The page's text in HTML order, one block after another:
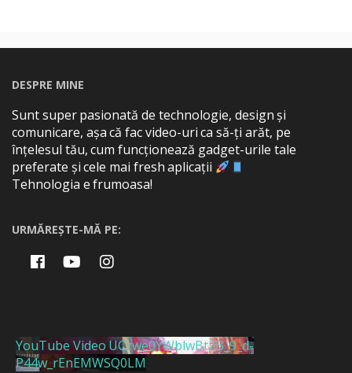
DESPRE MINE
Sunt super pasionată de technologie, design și
comunicare, așa că fac video-uri ca să-ți arăt, pe
înțelesul tău, cum funcționează gadget-urile tale
preferate și cele mai fresh aplicații
Tehnologia e frumoasa!
URMĂREȘTE-MĂ PE:
YouTube Video UCzwe0YWblwBt2B_9_d-
P44w_rEnEMWSQ0LM